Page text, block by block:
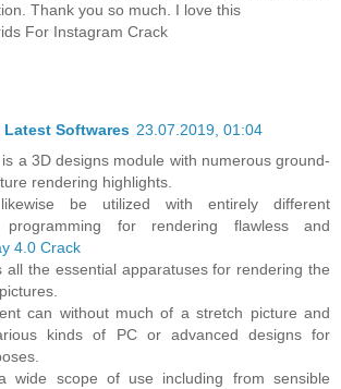
Thank you so much. I love this
For Instagram Crack
Latest Softwares 23.07.2019, 01:04
a 3D designs module with numerous ground-
rendering highlights.
be utilized with entirely different
programming for rendering flawless and
4.0 Crack
all the essential apparatuses for rendering the
can without much of a stretch picture and
kinds of PC or advanced designs for
wide scope of use including from sensible